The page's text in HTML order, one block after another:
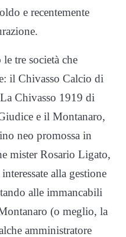
e recentemente
tre società che
il Chivasso Calcio di
Chivasso 1919 di
e il Montanaro,
neo promossa in
mister Rosario Ligato,
alla gestione
alle immancabili
(o meglio, la
amministratore